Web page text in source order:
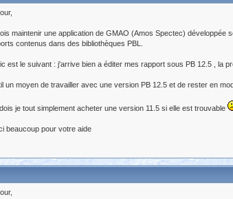
maintenir une application de GMAO (Amos Spectec) développée
contenus dans des bibliothèques PBL.
est le suivant : j'arrive bien a éditer mes rapport sous PB 12.5 , la
un moyen de travailler avec une version PB 12.5 et de rester en
je tout simplement acheter une version 11.5 si elle est trouvable
beaucoup pour votre aide